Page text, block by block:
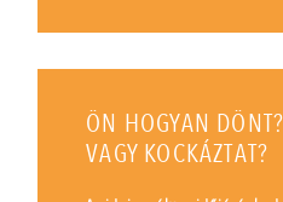
ÖN HOGYAN
VAGY KOCKÁZTAT?